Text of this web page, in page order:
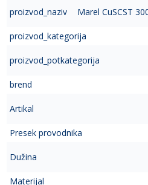
proizvod_naziv Marel CuSCST
proizvod_kategorija
proizvod_potkategorija
brend
Artikal
Presek provodnika
Dužina
Materijal